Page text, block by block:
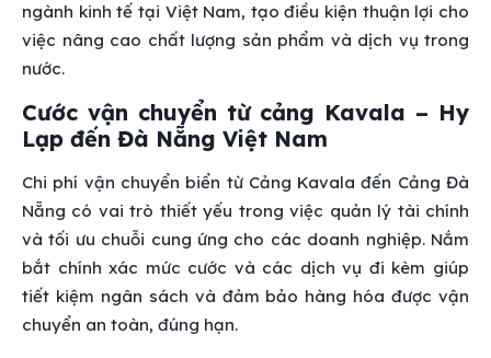
ngành kinh tế tại Việt Nam, tạo điều kiện thuận lợi cho
việc nâng cao chất lượng sản phẩm và dịch vụ trong
nước.
Cước vận chuyển từ cảng Kavala – Hy
Lạp đến Đà Nẵng Việt Nam
Chi phí vận chuyển biển từ Cảng Kavala đến Cảng Đà
Nẵng có vai trò thiết yếu trong việc quản lý tài chính
và tối ưu chuỗi cung ứng cho các doanh nghiệp. Nắm
bắt chính xác mức cước và các dịch vụ đi kèm giúp
tiết kiệm ngân sách và đảm bảo hàng hóa được vận
chuyển an toàn, đúng hạn.